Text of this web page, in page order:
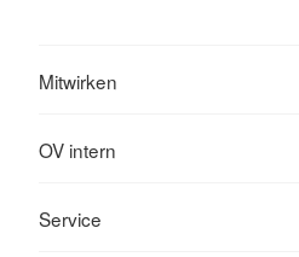
Mitwirken
OV intern
Service